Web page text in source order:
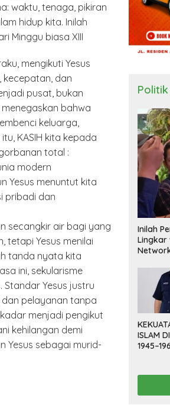
waktu, tenaga, pikiran
hidup kita. Inilah
Minggu biasa XIII
mengikuti Yesus
kecepatan, dan
pusat, bukan
bahwa
keluarga,
KASIH kita kepada
total :
modern
Yesus menuntut kita
pribadi dan
secangkir air bagi yang
tetapi Yesus menilai
tanda nyata kita
ini, sekularisme
Yesus justru
dan pelayanan tanpa
menjadi pengikut
kehilangan demi
Yesus sebagai murid-
Politik
Inilah
Lingkar
ISLAM